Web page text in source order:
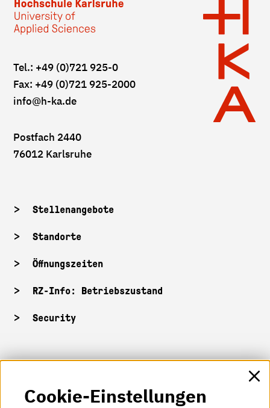
Tel.: +49 (0)721 925-0
Fax: +49 (0)721 925-2000
info@h-ka.de
Postfach 2440
76012 Karlsruhe
Stellenangebote
Standorte
Öffnungszeiten
RZ-Info: Betriebszustand
Security
HKA-Shop
HKA-Videos
Cookie-Einstellungen